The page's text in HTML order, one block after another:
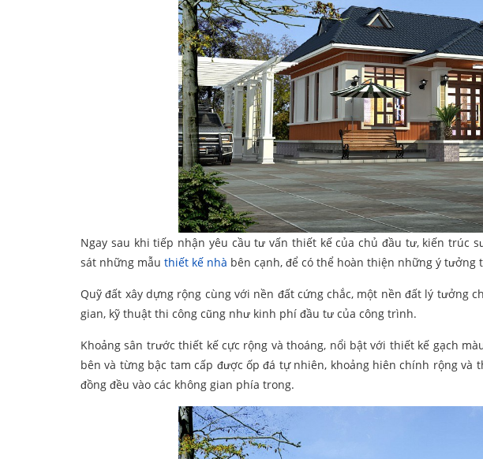
Ngay sau khi tiếp nhận yêu cầu tư vấn thiết kế của chủ đầu tư, kiến trúc
sát những mẫu thiết kế nhà bên cạnh, để có thể hoàn thiện những ý
Quỹ đất xây dựng rộng cùng với nền đất cứng chắc, một nền đất lý tưởng
gian, kỹ thuật thi công cũng như kinh phí đầu tư của công trình.
Khoảng sân trước thiết kế cực rộng và thoáng, nổi bật với thiết kế gạch
bên và từng bậc tam cấp được ốp đá tự nhiên, khoảng hiên chính rộng
đồng đều vào các không gian phía trong.